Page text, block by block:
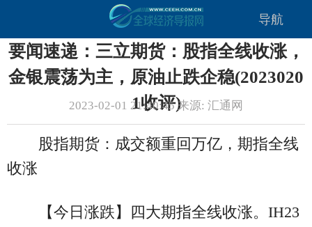
导航
要闻速递：三立期货：股指全线收涨，
金银震荡为主，原油止跌企稳(2023020
1收评)
2023-02-01 21:40:45 来源: 汇通网
股指期货：成交额重回万亿，期指全线
收涨
【今日涨跌】四大期指全线收涨。IH23